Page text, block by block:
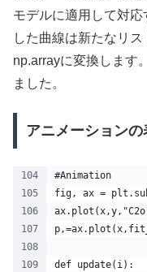
モデルに適用して対
した曲線は新たなリ
np.arrayに変換します
ました。
アニメーションの
#Animation
fig, ax =
def update(i):